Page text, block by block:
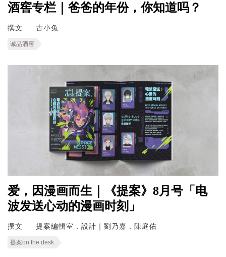
酒窖专栏｜爸爸的年份，你知道吗？
撰文 古小兔
诚品酒窖
爱，因漫画而生｜《提案》8月号「电
波发送心动的漫画时刻」
撰文 提案編輯室．設計｜劉乃嘉．陳庭佑
提案on the desk